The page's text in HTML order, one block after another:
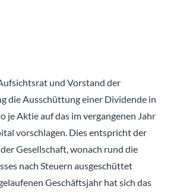
und Vorstand der
die Ausschüttung einer Dividende in
je Aktie auf das im vergangenen Jahr
vorschlagen. Dies entspricht der
Gesellschaft, wonach rund die
nach Steuern ausgeschüttet
Geschäftsjahr hat sich das